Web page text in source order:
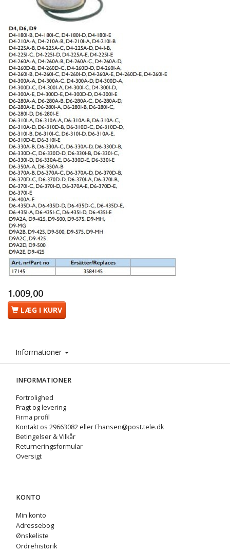
1.009,00
LÆG I KURV
Informationer
INFORMATIONER
Fortrolighed
Fragt og levering
Firma profil
Kontakt os 29663082 eller Fhansen@post.tele.dk
Betingelser & Vilkår
Returneringsformular
Oversigt
KONTO
Min konto
Adressebog
Ønskeliste
Ordrehistorik